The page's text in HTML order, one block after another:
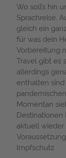
Wo soll’s hin
Sprachreise,
gleich ein
für was dein
Vorbereitung
Travel gibt es
allerdings
enthalten
Momentan
aktuell wieder
Impfschutz.